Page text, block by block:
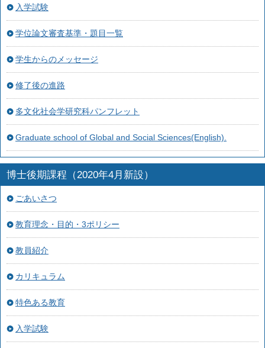
入学試験
学位論文審査基準・題目一覧
学生からのメッセージ
修了後の進路
多文化社会学研究科パンフレット
Graduate school of Global and Social Sciences(English).
博士後期課程（2020年4月新設）
ごあいさつ
教育理念・目的・3ポリシー
教員紹介
カリキュラム
特色ある教育
入学試験